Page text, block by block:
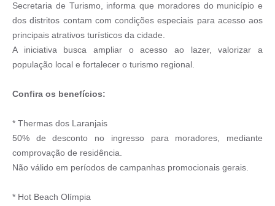
Secretaria de Turismo, informa que moradores do município e
dos distritos contam com condições especiais para acesso aos
principais atrativos turísticos da cidade.
A iniciativa busca ampliar o acesso ao lazer, valorizar a
população local e fortalecer o turismo regional.
Confira os benefícios:
* Thermas dos Laranjais
50% de desconto no ingresso para moradores, mediante
comprovação de residência.
Não válido em períodos de campanhas promocionais gerais.
* Hot Beach Olímpia